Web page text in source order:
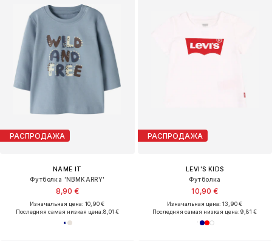
РАСПРОДАЖА
NAME IT
Футболка 'NBMKARRY'
8,90 €
Изначальная цена: 10,90 €
Последняя самая низкая цена:8,01 €
РАСПРОДАЖА
LEVI'S KIDS
Футболка
10,90 €
Изначальная цена: 13,90 €
Последняя самая низкая цена:9,81 €